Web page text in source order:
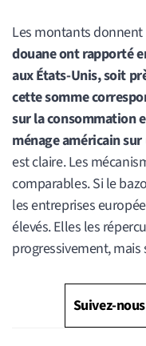
Les montants donnent
douane ont rapporté
aux États-Unis, soit
cette somme
sur la consommation
ménage américain sur
est claire. Les
comparables. Si le
les entreprises
élevés. Elles les
progressivement,
Suivez-